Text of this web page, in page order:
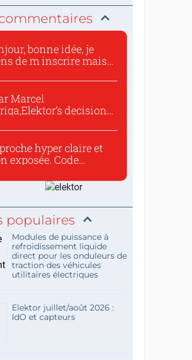
bonne idée, je
de m inscrire mais
Marcel
decision
hyper claire et
exposée. Code
populaires
Modules de puissance à
refroidissement liquide
direct pour les onduleurs de
traction des véhicules
utilitaires électriques
Elektor juillet/août 2026 :
IdO et capteurs